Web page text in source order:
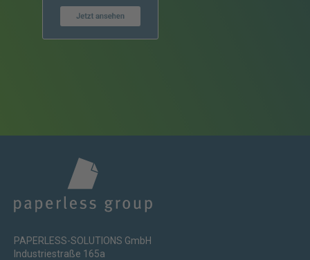
PAPERLESS-SOLUTIONS GmbH
Industriestraße 165a